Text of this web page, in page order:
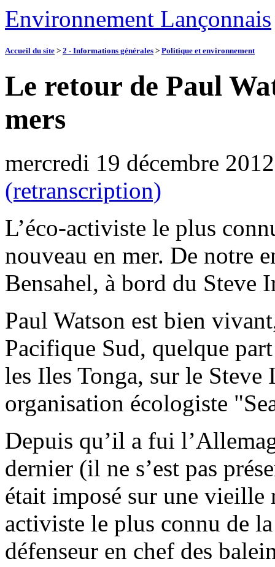
Environnement Lançonnais
Accueil du site > 2 - Informations générales > Politique et environnement
Le retour de Paul
mers
mercredi 19 décembre 2012
(retranscription)
L’éco-activiste le plus
nouveau en mer. De notre
Bensahel, à bord du Steve
Paul Watson est bien
Pacifique Sud, quelque
les Iles Tonga, sur le
organisation écologiste
Depuis qu’il a fui
dernier (il ne s’est pas
était imposé sur une vieille
activiste le plus connu de
défenseur en chef des